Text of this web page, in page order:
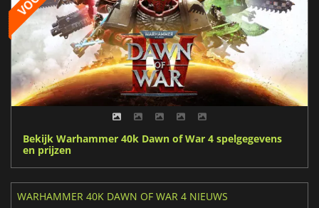
Bekijk Warhammer 40k Dawn of War 4 spelgegevens
en prijzen
WARHAMMER 40K DAWN OF WAR 4 NIEUWS